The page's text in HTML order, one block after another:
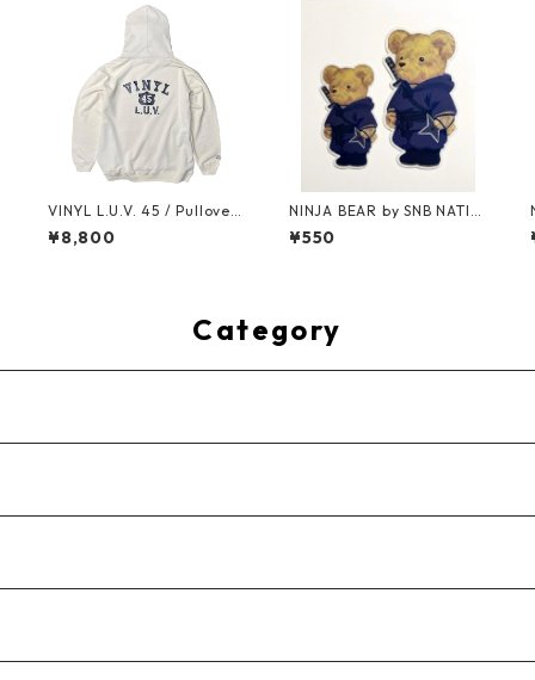
VINYL L.U.V. 45 / Pullover
Hoodie (Vintage Natural)
¥8,800
NINJA BEAR by SNB NATIO
N / Sticker (2P Set)
¥550
Category